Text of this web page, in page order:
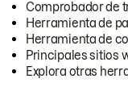
Comprobador de
Herramienta de
Herramienta de
Principales sitios
Explora otras